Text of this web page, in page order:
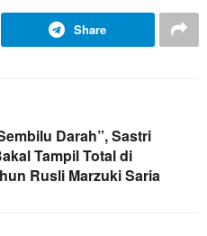
Share
Darah”, Sastri
Tampil Total di
Rusli Marzuki Saria